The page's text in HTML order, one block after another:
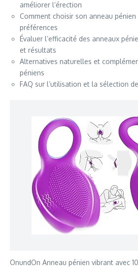
améliorer l’érection
Comment choisir son anneau
préférences
Évaluer l’efficacité des anneaux
et résultats
Alternatives naturelles et
péniens
FAQ sur l’utilisation et la sélection
OnundOn Anneau pénien vibrant avec